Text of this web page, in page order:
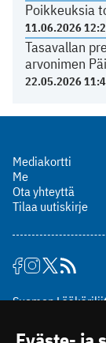
Poikkeuksia
11.06.2026
Tasavallan
arvonimen
22.05.2026
Mediakortti
Me
Ota yhteyttä
Tilaa uutiskirje
Suomen
00510 Helsinki